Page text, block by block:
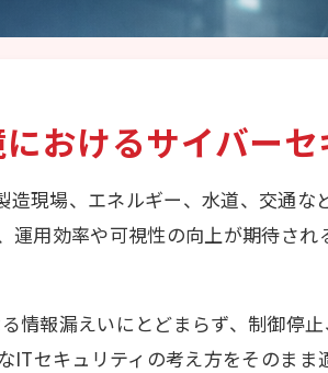
おけるサイバー
造現場、エネルギー、水道、交通
運用効率や可視性の向上が期待さ
情報漏えいにとどまらず、制御停
ITセキュリティの考え方をそのまま